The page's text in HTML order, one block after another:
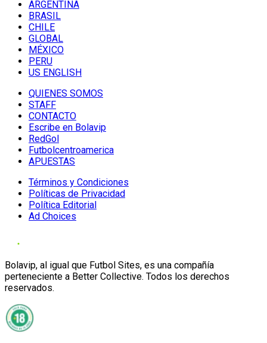
ARGENTINA
BRASIL
CHILE
GLOBAL
MÉXICO
PERU
US ENGLISH
QUIENES SOMOS
STAFF
CONTACTO
Escribe en Bolavip
RedGol
Futbolcentroamerica
APUESTAS
Términos y Condiciones
Políticas de Privacidad
Política Editorial
Ad Choices
Bolavip, al igual que Futbol Sites, es una compañía
perteneciente a Better Collective. Todos los derechos
reservados.